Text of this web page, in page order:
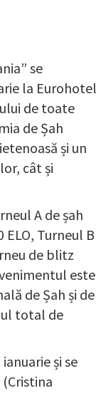
se
la Eurohotel
de toate
de Șah
și un
cât și
A de șah
Turneul B
de blitz
este
de Șah și de
total de
și se